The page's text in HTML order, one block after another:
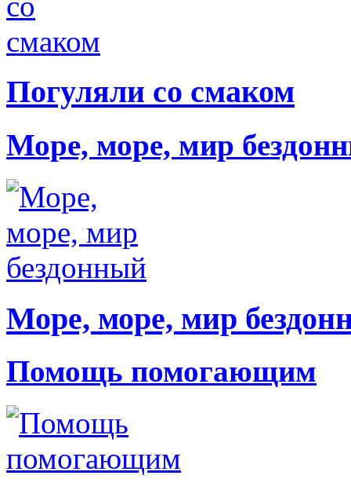
Погуляли со смаком
Море, море, мир
Море, море, мир
Помощь помогающим